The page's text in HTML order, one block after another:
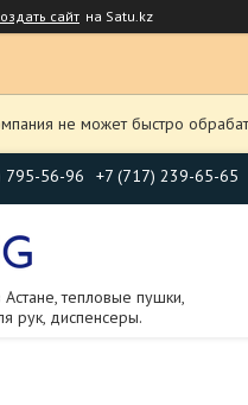
сайт на Satu.kz
не может быстро
795-56-96 +7 (717) 239-65-65
тепловые пушки,
рук, диспенсеры.